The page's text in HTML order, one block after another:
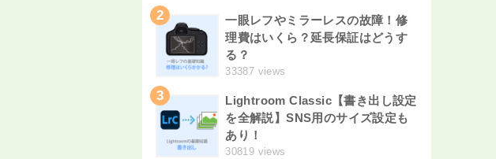
2
一眼レフやミラーレスの故障！修
理費はいくら？延長保証はどうす
る？
33387 views
3
Lightroom Classic【書き出し設定
を全解説】SNS用のサイズ設定も
あり！
30819 views